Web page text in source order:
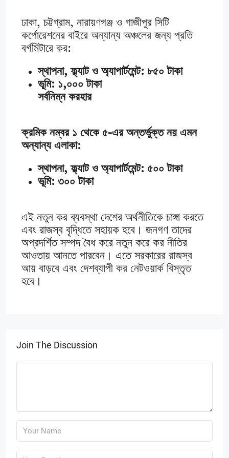
ঢাকা, চট্টগ্রাম, নারায়ণগঞ্জ ও গাজীপুর সিটি
কর্পোরেশনের বাইরে অন্যান্য অঞ্চলের জন্য প্রতি
বর্গমিটারে কর:
স্থাপনা, ফ্ল্যাট ও অ্যাপার্টমেন্ট: ৮৫০ টাকা
ভূমি: ১,০০০ টাকা
সর্বনিম্ন করহার
ক্রমিক নম্বর ১ থেকে ৫-এর অন্তর্ভুক্ত নয় এমন
অন্যান্য এলাকা:
স্থাপনা, ফ্ল্যাট ও অ্যাপার্টমেন্ট: ৫০০ টাকা
ভূমি: ৩০০ টাকা
এই নতুন কর ব্যবস্থা দেশের অর্থনীতিকে চাঙ্গা করতে
এবং রাজস্ব বৃদ্ধিতে সহায়ক হবে। জনগণ তাদের
অপ্রদর্শিত সম্পদ বৈধ করে নতুন করে কর নীতির
আওতায় আনতে পারবেন। এতে সরকারের রাজস্ব
আয় বাড়বে এবং দেশব্যাপী কর নেটওয়ার্ক বিস্তৃত
হবে।
Join The Discussion